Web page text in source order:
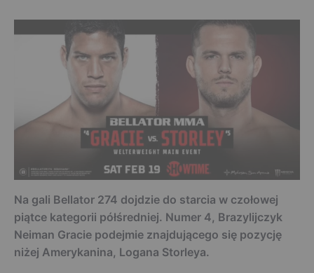
Na gali Bellator 274 dojdzie do starcia w czołowej
piątce kategorii półśredniej. Numer 4, Brazylijczyk
Neiman Gracie podejmie znajdującego się pozycję
niżej Amerykanina, Logana Storleya.